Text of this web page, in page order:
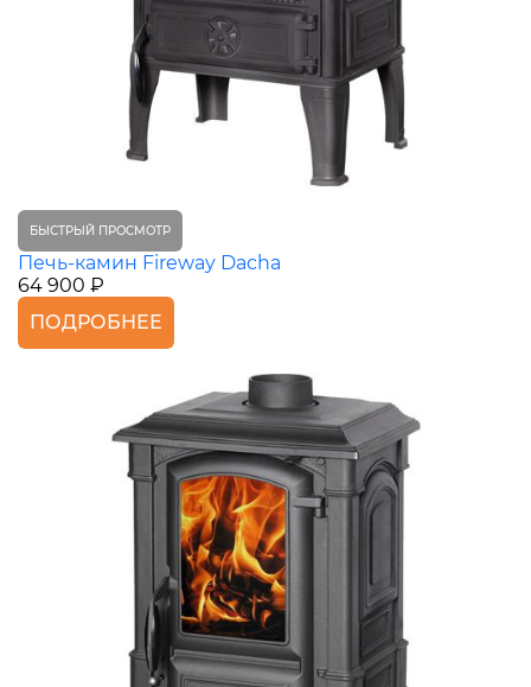
БЫСТРЫЙ ПРОСМОТР
Печь-камин Fireway Dacha
64 900 ₽
ПОДРОБНЕЕ